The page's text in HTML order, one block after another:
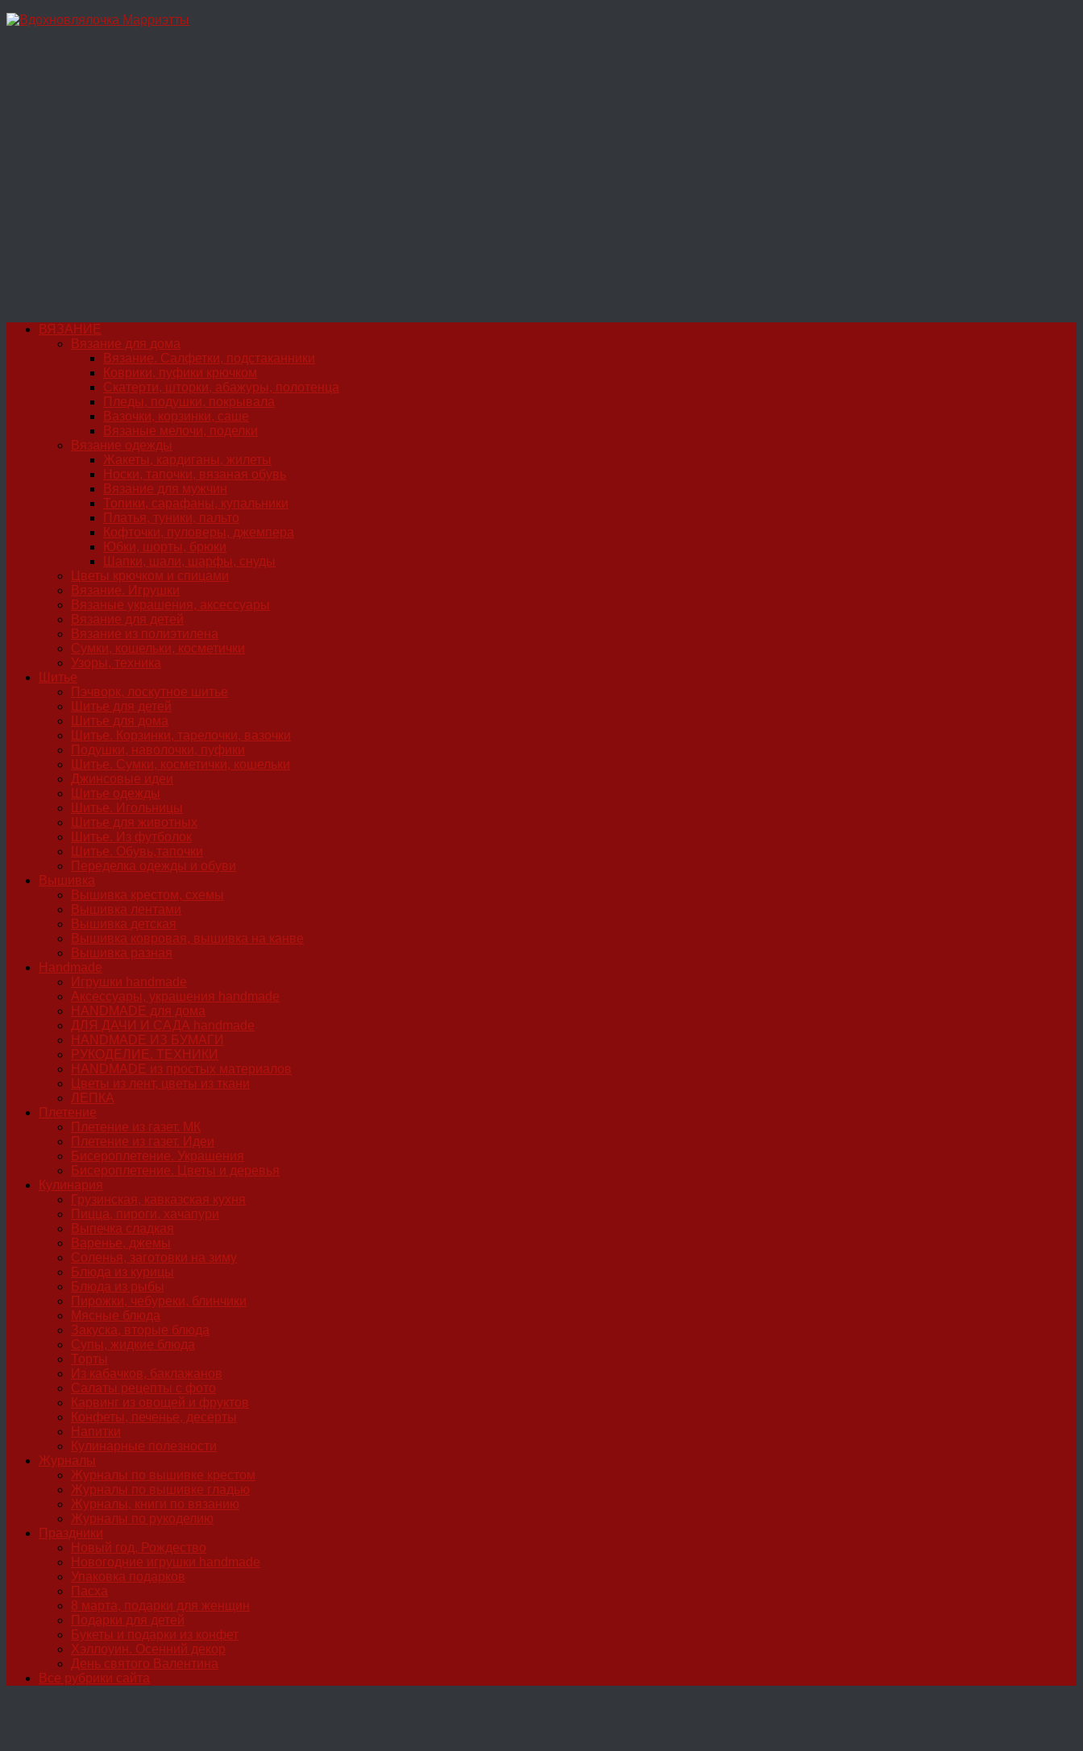
Перейти
ВЯЗАНИЕ
Вязание для дома
Вязание. Салфетки, подстаканники
Коврики, пуфики крючком
Скатерти, шторки, абажуры, полотенца
Пледы, подушки, покрывала
Вазочки, корзинки, саше
Вязаные мелочи, поделки
Вязание одежды
Жакеты, кардиганы, жилеты
Носки, тапочки, вязаная обувь
Вязание для мужчин
Топики, сарафаны, купальники
Платья, туники, пальто
Кофточки, пуловеры, джемпера
Юбки, шорты, брюки
Шапки, шали, шарфы, снуды
Цветы крючком и спицами
Вязание. Игрушки
Вязаные украшения, аксессуары
Вязание для детей
Вязание из полиэтилена
Сумки, кошельки, косметички
Узоры, техника
Шитье
Пэчворк, лоскутное шитье
Шитье для детей
Шитье для дома
Шитье. Корзинки, тарелочки, вазочки
Подушки, наволочки, пуфики
Шитье. Сумки, косметички, кошельки
Джинсовые идеи
Шитье одежды
Шитье. Игольницы
Шитье для животных
Шитье. Из футболок
Шитье. Обувь,тапочки
Переделка одежды и обуви
Вышивка
Вышивка крестом, схемы
Вышивка лентами
Вышивка детская
Вышивка ковровая, вышивка на канве
Вышивка разная
Handmade
Игрушки handmade
Аксессуары, украшения handmade
HANDMADE для дома
ДЛЯ ДАЧИ И САДА handmade
HANDMADE ИЗ БУМАГИ
РУКОДЕЛИЕ. ТЕХНИКИ
HANDMADE из простых материалов
Цветы из лент, цветы из ткани
ЛЕПКА
Плетение
Плетение из газет. МК
Плетение из газет. Идеи
Бисероплетение. Украшения
Бисероплетение. Цветы и деревья
Кулинария
Грузинская, кавказская кухня
Пицца, пироги, хачапури
Выпечка сладкая
Варенье, джемы
Соленья, заготовки на зиму
Блюда из курицы
Блюда из рыбы
Пирожки, чебуреки, блинчики
Мясные блюда
Закуска, вторые блюда
Супы, жидкие блюда
Торты
Из кабачков, баклажанов
Салаты рецепты с фото
Карвинг из овощей и фруктов
Конфеты, печенье, десерты
Напитки
Кулинарные полезности
Журналы
Журналы по вышивке крестом
Журналы по вышивке гладью
Журналы, книги по вязанию
Журналы по рукоделию
Праздники
Новый год, Рождество
Новогодние игрушки handmade
Упаковка подарков
Пасха
8 марта, подарки для женщин
Подарки для детей
Букеты и подарки из конфет
Хэллоуин. Осенний декор
День святого Валентина
Все рубрики сайта